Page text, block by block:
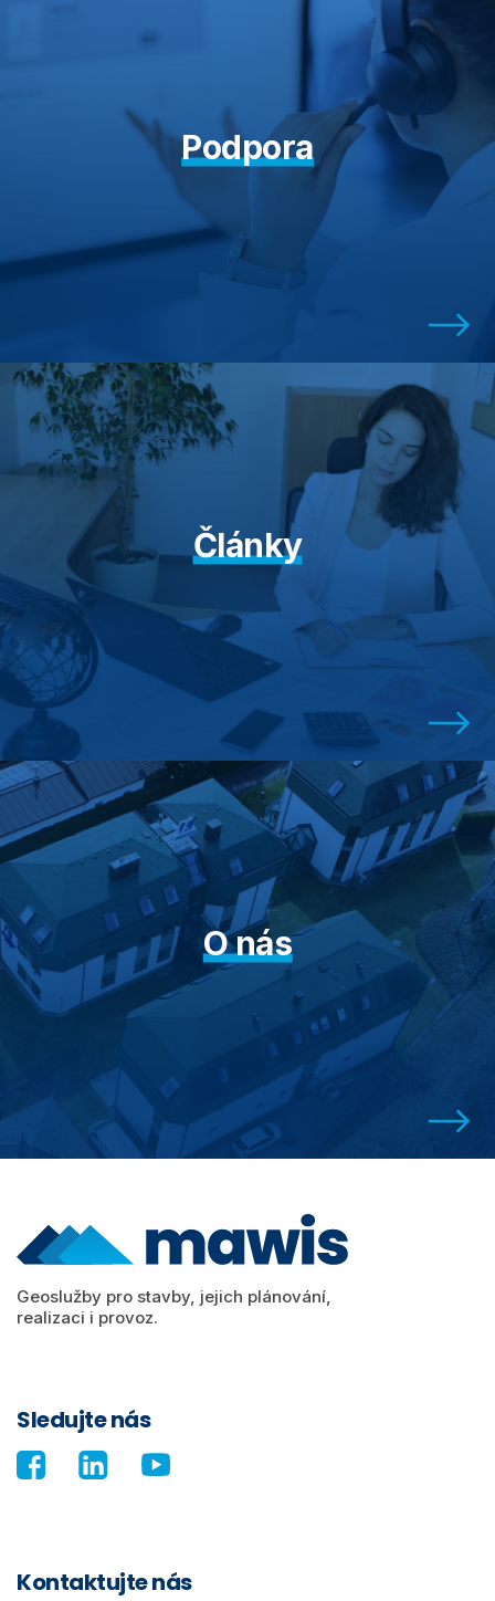
Podpora
Články
O nás
Geoslužby pro stavby, jejich plánování,
realizaci i provoz.
Sledujte nás
Kontaktujte nás